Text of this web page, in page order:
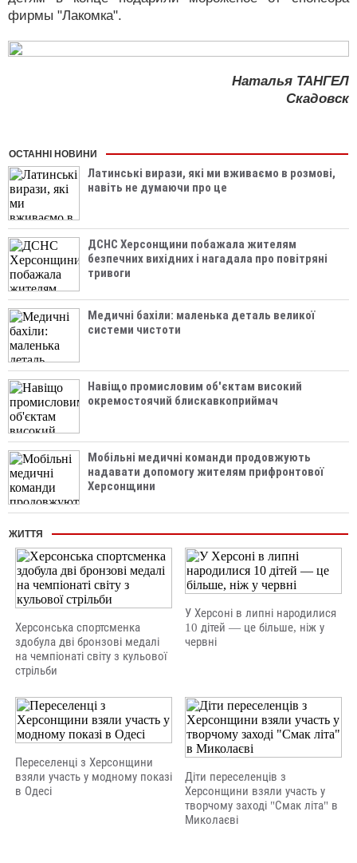
фирмы "Лакомка".
Наталья ТАНГЕЛ
Скадовск
ОСТАННІ НОВИНИ
Латинські вирази, які ми вживаємо в розмові,
навіть не думаючи про це
ДСНС Херсонщини побажала жителям
безпечних вихідних і нагадала про повітряні
тривоги
Медичні бахіли: маленька деталь великої
системи чистоти
Навіщо промисловим об'єктам високий
окремостоячий блискавкоприймач
Мобільні медичні команди продовжують
надавати допомогу жителям прифронтової
Херсонщини
ЖИТТЯ
Херсонська спортсменка
здобула дві бронзові медалі
на чемпіонаті світу з кульової
стрільби
У Херсоні в липні народилися
10 дітей — це більше, ніж у
червні
Переселенці з Херсонщини
взяли участь у модному показі
в Одесі
Діти переселенців з
Херсонщини взяли участь у
творчому заході "Смак літа" в
Миколаєві